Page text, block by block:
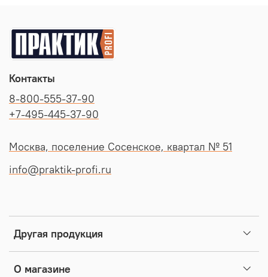
Другая продукция
О магазине
Контакты
8-800-555-37-90
+7-495-445-37-90
Москва, поселение Сосенское, квартал № 51
info@praktik-profi.ru